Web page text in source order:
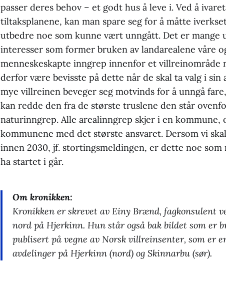
passer deres behov – et godt hus å leve i. Ved å
tiltaksplanene, kan man spare seg for å måtte
utbedre noe som kunne vært unngått. Det er mange
interesser som former bruken av landarealene våre
menneskeskapte inngrep innenfor et villreinområde
derfor være bevisste på dette når de skal ta valg i
mye villreinen beveger seg motvinds for å unngå
kan redde den fra de største truslene den står
naturinngrep. Alle arealinngrep skjer i en
kommunene med det største ansvaret. Dersom vi
innen 2030, jf. stortingsmeldingen, er dette noe som
ha startet i går.
Om kronikken:
Kronikken er skrevet av Einy Brænd, fagkonsulent
nord på Hjerkinn. Hun står også bak bildet som er
publisert på vegne av Norsk villreinsenter, som er
avdelinger på Hjerkinn (nord) og Skinnarbu (sør).